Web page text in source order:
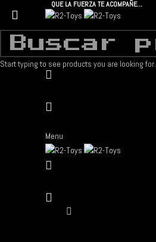
QUE LA FUERZA TE ACOMPAÑE…
Menu
Start typing to see products you are looking for.